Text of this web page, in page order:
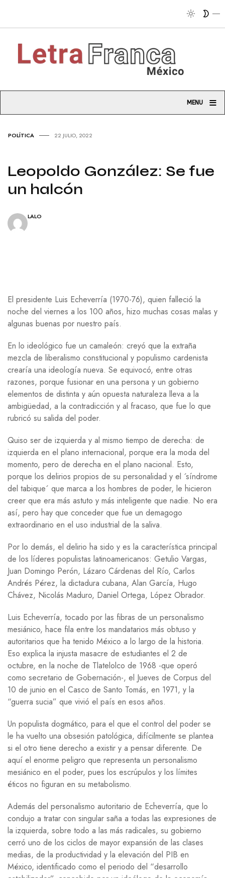
MENU ≡
POLÍTICA 22 JULIO, 2022
Leopoldo González: Se fue
un halcón
LALO
El presidente Luis Echeverría (1970-76), quien falleció la
noche del viernes a los 100 años, hizo muchas cosas malas y
algunas buenas por nuestro país.
En lo ideológico fue un camaleón: creyó que la extraña
mezcla de liberalismo constitucional y populismo cardenista
crearía una ideología nueva. Se equivocó, entre otras
razones, porque fusionar en una persona y un gobierno
elementos de distinta y aún opuesta naturaleza lleva a la
ambigüedad, a la contradicción y al fracaso, que fue lo que
rubricó su salida del poder.
Quiso ser de izquierda y al mismo tiempo de derecha: de
izquierda en el plano internacional, porque era la moda del
momento, pero de derecha en el plano nacional. Esto,
porque los delirios propios de su personalidad y el ´síndrome
del tabique´ que marca a los hombres de poder, le hicieron
creer que era más astuto y más inteligente que nadie. No era
así, pero hay que conceder que fue un demagogo
extraordinario en el uso industrial de la saliva.
Por lo demás, el delirio ha sido y es la característica principal
de los líderes populistas latinoamericanos: Getulio Vargas,
Juan Domingo Perón, Lázaro Cárdenas del Río, Carlos
Andrés Pérez, la dictadura cubana, Alan García, Hugo
Chávez, Nicolás Maduro, Daniel Ortega, López Obrador.
Luis Echeverría, tocado por las fibras de un personalismo
mesiánico, hace fila entre los mandatarios más obtuso y
autoritarios que ha tenido México a lo largo de la historia.
Eso explica la injusta masacre de estudiantes el 2 de
octubre, en la noche de Tlatelolco de 1968 -que operó
como secretario de Gobernación-, el Jueves de Corpus del
10 de junio en el Casco de Santo Tomás, en 1971, y la
“guerra sucia” que vivió el país en esos años.
Un populista dogmático, para el que el control del poder se
le ha vuelto una obsesión patológica, difícilmente se plantea
si el otro tiene derecho a existir y a pensar diferente. De
aquí el enorme peligro que representa un personalismo
mesiánico en el poder, pues los escrúpulos y los límites
éticos no figuran en su metabolismo.
Además del personalismo autoritario de Echeverría, que lo
condujo a tratar con singular saña a todas las expresiones de
la izquierda, sobre todo a las más radicales, su gobierno
cerró uno de los ciclos de mayor expansión de las clases
medias, de la productividad y la elevación del PIB en
México, identificado como el periodo del “desarrollo